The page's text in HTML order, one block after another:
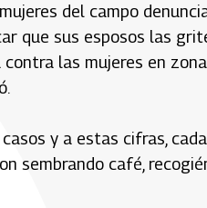
del campo
que sus esposos las
las mujeres en
y a estas cifras,
sembrando café,